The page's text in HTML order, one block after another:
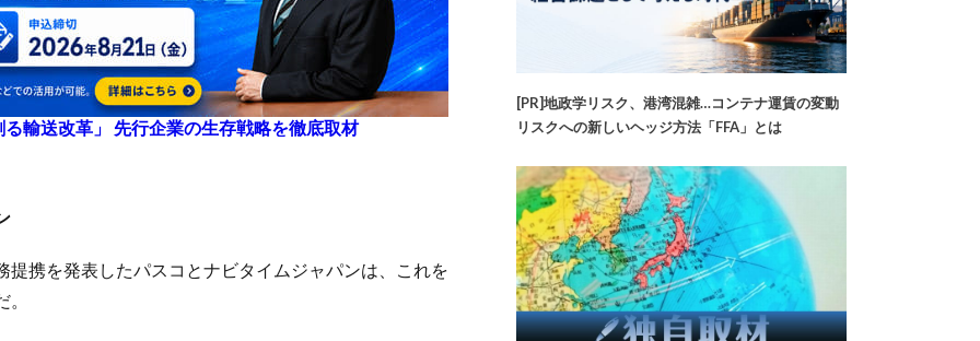
輸送改革」 先行企業の生存戦略を徹底取材
携を発表したパスコとナビタイムジャパンは、これを
[PR]地政学リスク、港湾混雑…コンテナ運賃の変動
リスクへの新しいヘッジ方法「FFA」とは